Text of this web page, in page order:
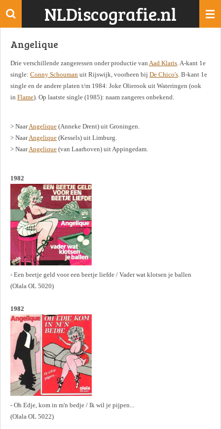
Ga
de
NLDiscografie.nl
Angelique
Drie verschillende zangeressen onder productie van Aad Klaris. A-kant 1e
single: Conny Schouman uit Rijswijk, voorheen bij De Chico's. B-kant 1e
single en de andere platen t/m 1984: Joke Olierook uit Wateringen (ook
in Flame). Op laatste single (1985): naam zangeres onbekend.
> NaarAngelique (Anneke Drent) uit Groningen.
> NaarAngelique (Kessels) uit Limburg.
> NaarAngelique (van Laarhoven) uit Appingedam.
1982
- Een beetje geld voor een beetje liefde / Vader wat klotsen je ballen
(Olala OL 5020)
1982
- Oh Edje, kom in m'n bedje / Ik wil je pijpen...
(Olala OL 5022)